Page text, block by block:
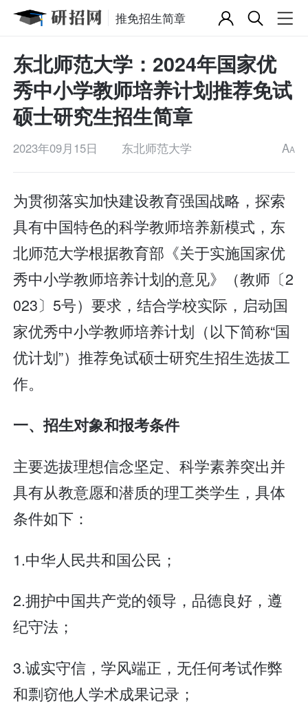
推免招生简章
东北师范大学：2024年国家优
秀中小学教师培养计划推荐免试
硕士研究生招生简章
2023年09月15日 东北师范大学 AA
为贯彻落实加快建设教育强国战略，探索
具有中国特色的科学教师培养新模式，东
北师范大学根据教育部《关于实施国家优
秀中小学教师培养计划的意见》（教师〔2
023〕5号）要求，结合学校实际，启动国
家优秀中小学教师培养计划（以下简称“国
优计划”）推荐免试硕士研究生招生选拔工
作。
一、招生对象和报考条件
主要选拔理想信念坚定、科学素养突出并
具有从教意愿和潜质的理工类学生，具体
条件如下：
1.中华人民共和国公民；
2.拥护中国共产党的领导，品德良好，遵
纪守法；
3.诚实守信，学风端正，无任何考试作弊
和剽窃他人学术成果记录；